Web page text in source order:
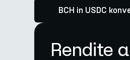
BCH in USDC
Rendite